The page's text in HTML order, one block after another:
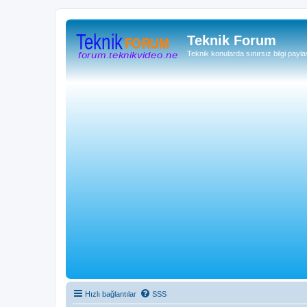
Teknik Forum
Teknik konularda sınırsız bilgi
Hızlı bağlantılar SSS